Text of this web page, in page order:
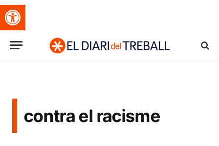
Obre la barra d'eines
contra el racisme